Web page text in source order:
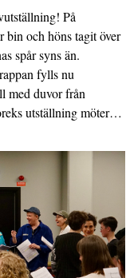
På
bin och höns tagit över
spår syns än.
fylls nu
med duvor från
utställning möter…